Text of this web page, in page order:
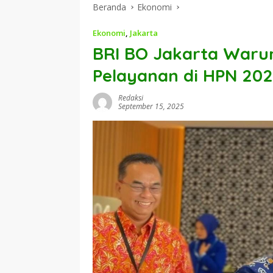
Beranda Ekonomi
Ekonomi, Jakarta
BRI BO Jakarta
Pelayanan di HPN
Redaksi
September 15, 2025